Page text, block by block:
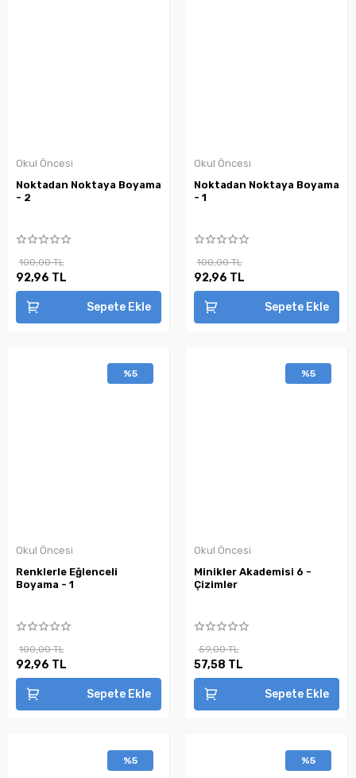
Okul Öncesi
Noktadan Noktaya Boyama
- 2
100,00 TL
92,96 TL
Sepete Ekle
Okul Öncesi
Noktadan Noktaya Boyama
- 1
100,00 TL
92,96 TL
Sepete Ekle
%5
Okul Öncesi
Renklerle Eğlenceli
Boyama - 1
100,00 TL
92,96 TL
Sepete Ekle
%5
Okul Öncesi
Minikler Akademisi 6 -
Çizimler
59,00 TL
57,58 TL
Sepete Ekle
%5 %5